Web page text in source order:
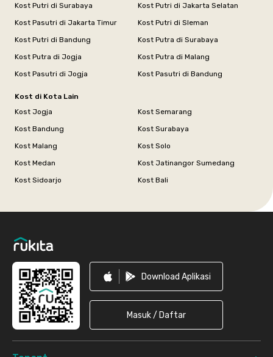
Kost Putri di Surabaya
Kost Putri di Jakarta Selatan
Kost Pasutri di Jakarta Timur
Kost Putri di Sleman
Kost Putri di Bandung
Kost Putra di Surabaya
Kost Putra di Jogja
Kost Putra di Malang
Kost Pasutri di Jogja
Kost Pasutri di Bandung
Kost di Kota Lain
Kost Jogja
Kost Semarang
Kost Bandung
Kost Surabaya
Kost Malang
Kost Solo
Kost Medan
Kost Jatinangor Sumedang
Kost Sidoarjo
Kost Bali
Download Aplikasi
Masuk / Daftar